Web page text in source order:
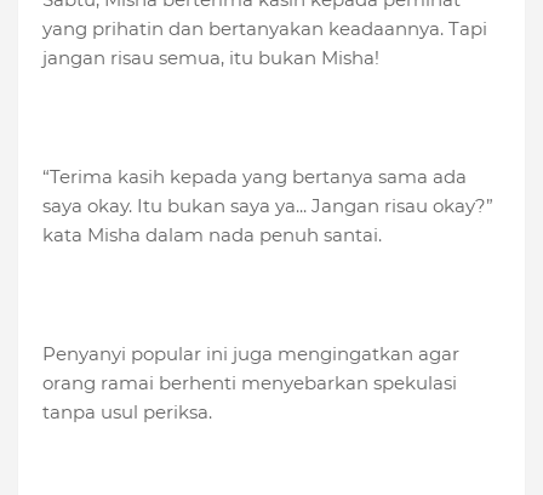
yang prihatin dan bertanyakan keadaannya. Tapi
jangan risau semua, itu bukan Misha!
“Terima kasih kepada yang bertanya sama ada
saya okay. Itu bukan saya ya... Jangan risau okay?”
kata Misha dalam nada penuh santai.
Penyanyi popular ini juga mengingatkan agar
orang ramai berhenti menyebarkan spekulasi
tanpa usul periksa.